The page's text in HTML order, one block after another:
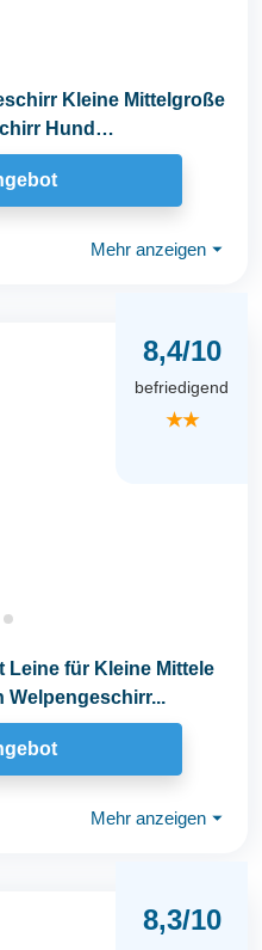
Kleine Mittelgroße
Hund
Mehr anzeigen ⏷
8,4/10
befriedigend
★★
Leine für Kleine Mittele
Welpengeschirr...
Mehr anzeigen ⏷
8,3/10